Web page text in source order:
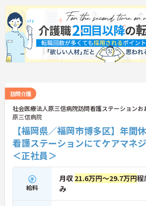
訪問介護
社会医療法人原三信病院訪問看護ステーションお
原三信病院
【福岡県／福岡市博多区】年
看護ステーションにてケアマネ
＜正社員＞
給料
月収 21.6万円～29.7万円
み